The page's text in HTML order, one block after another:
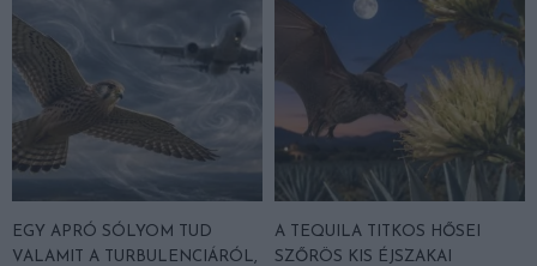
EGY APRÓ SÓLYOM TUD
VALAMIT A TURBULENCIÁRÓL,
A TEQUILA TITKOS HŐSEI
SZŐRÖS KIS ÉJSZAKAI